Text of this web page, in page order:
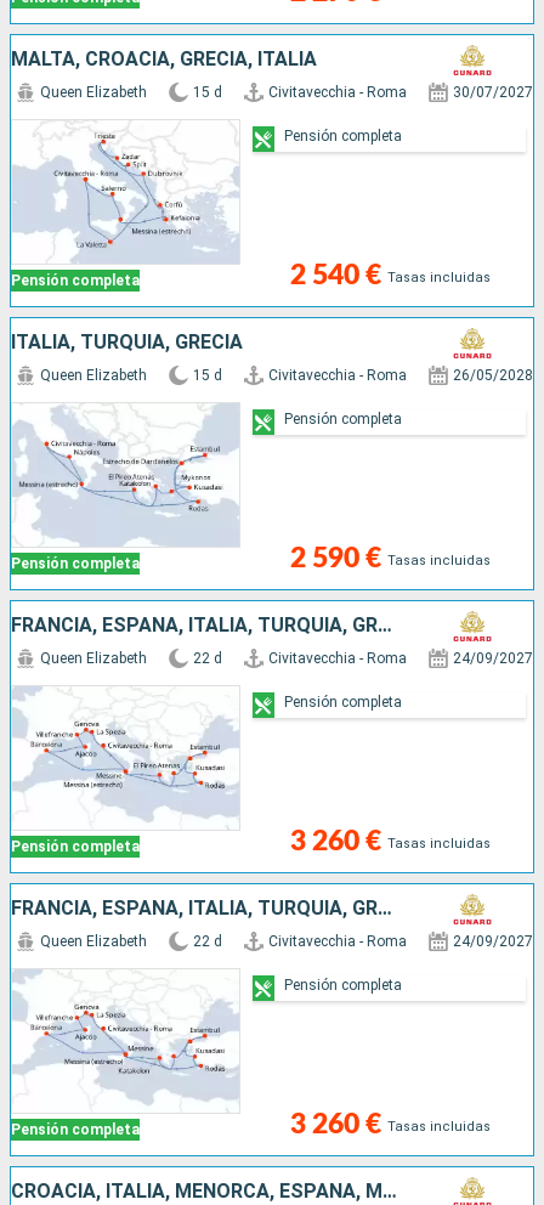
MALTA, CROACIA, GRECIA, ITALIA
Pensión completa
Queen Elizabeth 15 d Civitavecchia - Roma 30/07/2027
2 540 € Tasas incluidas
Pensión completa
ITALIA, TURQUÍA, GRECIA
Pensión completa
Queen Elizabeth 15 d Civitavecchia - Roma 26/05/2028
2 590 € Tasas incluidas
Pensión completa
FRANCIA, ESPAÑA, ITALIA, TURQUÍA, GRECIA
Pensión completa
Queen Elizabeth 22 d Civitavecchia - Roma 24/09/2027
3 260 € Tasas incluidas
Pensión completa
FRANCIA, ESPAÑA, ITALIA, TURQUÍA, GRECIA
Pensión completa
Queen Elizabeth 22 d Civitavecchia - Roma 24/09/2027
3 260 € Tasas incluidas
Pensión completa
CROACIA, ITALIA, MENORCA, ESPAÑA, MALLORCA, FRANCIA, MALTA, MONTENEGRO